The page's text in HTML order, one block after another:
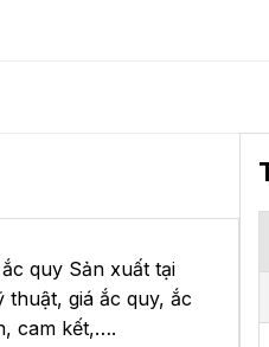
quy Sản xuất tại
giá ắc quy, ắc
cam kết,….